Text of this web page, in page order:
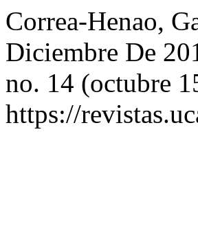
Correa-Henao,
Diciembre De
no. 14 (octubre
https://